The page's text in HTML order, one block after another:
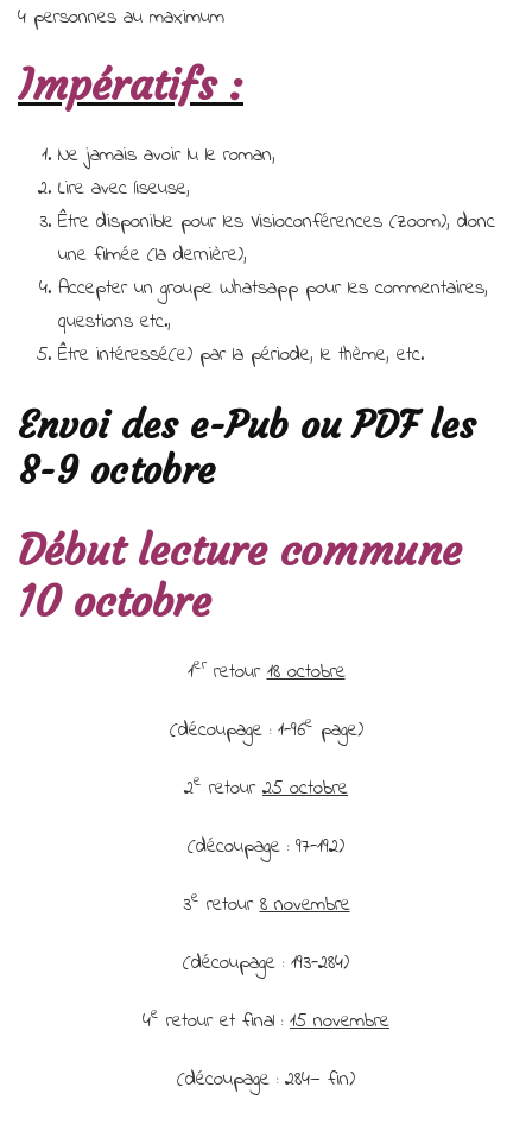
4 personnes au maximum
Impératifs :
Ne jamais avoir lu le roman,
Lire avec liseuse,
Être disponible pour les Visioconférences (zoom), donc
une filmée (la dernière),
Accepter un groupe Whatsapp pour les commentaires,
questions etc.,
Être intéressé(e) par la période, le thème, etc.
Envoi des e-Pub ou PDF les
8-9 octobre
Début lecture commune
10 octobre
1erretour18 octobre
(découpage : 1-96e page)
2e retour 25 octobre
(découpage : 97-192)
3e retour8 novembre
(découpage : 193-284)
4e retour et final : 15 novembre
(découpage : 284— fin)